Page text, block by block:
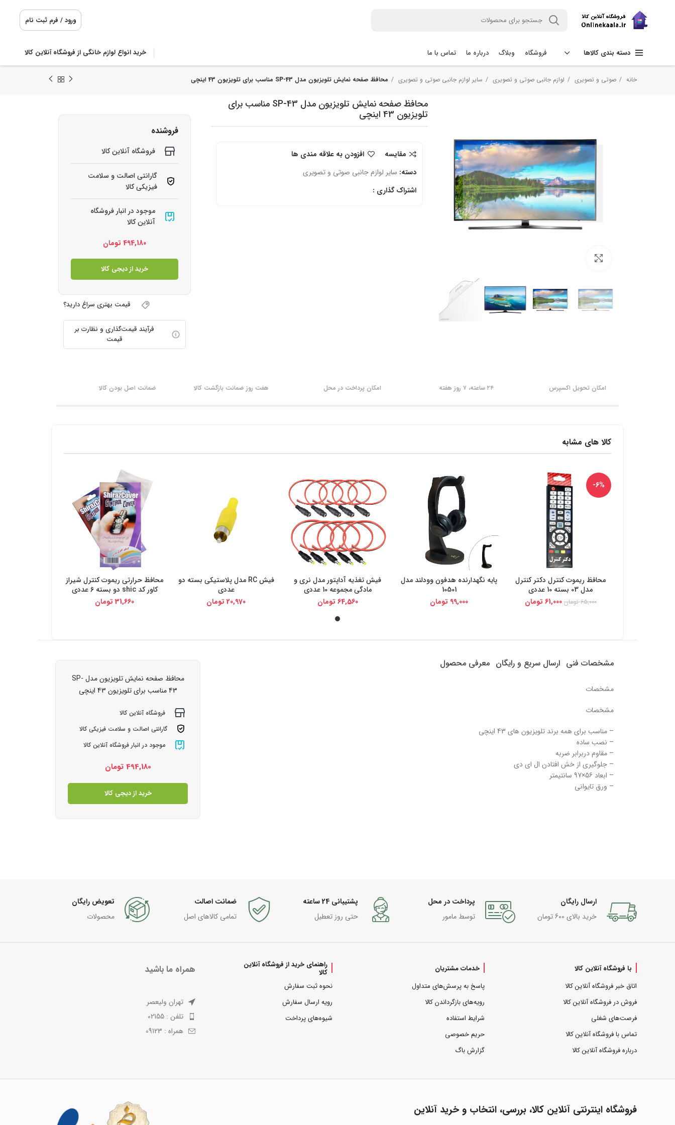
ورود / فرم ثبت نام
دسته بندی کالاها فروشگاه وبلاگ درباره ما تماس با ما خرید انواع لوازم خانگی از فروشگاه آنلاین کالا
خانه صوتی و تصویری لوازم جانبی صوتی و تصویری سایر لوازم جانبی صوتی و تصویری محافظ صفحه نمایش تلویزیون مدل SP-43 مناسب برای تلویزیون 43 اینچی
محافظ صفحه نمایش تلویزیون مدل SP-43 مناسب برای
تلویزیون 43 اینچی
مقایسه
افزودن به علاقه مندی ها
دسته: سایر لوازم جانبی صوتی و تصویری
اشتراک گذاری :
فروشنده
فروشگاه آنلاین کالا
گارانتی اصالت و سلامت
فیزیکی کالا
موجود در انبار فروشگاه
آنلاین کالا
494,180 تومان
خرید از دیجی کالا
قیمت بهتری سراغ دارید؟
فرآیند قیمت‌گذاری و نظارت بر
قیمت
امکان تحویل اکسپرس ۲۴ ساعته، ۷ روز هفته امکان پرداخت در محل هفت روز ضمانت بازگشت کالا ضمانت اصل بودن کالا
کالا های مشابه
-6%
خرید از دیجی کالا
محافظ ریموت کنترل دکتر کنترل
مدل 03 بسته 10 عددی
65,000 تومان 61,000 تومان
خرید از دیجی کالا
پایه نگهدارنده هدفون وودلند مدل
10501
99,000 تومان
خرید از دیجی کالا
فیش تغذیه آداپتور مدل نری و
مادگی مجموعه 10 عددی
64,560 تومان
خرید از دیجی کالا
فیش RC مدل پلاستیکی بسته دو
عددی
20,970 تومان
خرید از دیجی کالا
محافظ حرارتی ریموت کنترل شیراز
کاور کد shic دو بسته 6 عددی
31,660 تومان
مشخصات فنی ارسال سریع و رایگان معرفی محصول
مشخصات
مشخصات
– مناسب برای همه برند تلویزیون های 43 اینچی
– نصب ساده
– مقاوم دربرابر ضربه
– جلوگیری از خش افتادن ال ای دی
– ابعاد 56×97 سانتیمتر
– ورق تایوانی
محافظ صفحه نمایش تلویزیون مدل SP-
43 مناسب برای تلویزیون 43 اینچی
فروشگاه آنلاین کالا
گارانتی اصالت و سلامت فیزیکی کالا
موجود در انبار فروشگاه آنلاین کالا
494,180 تومان
خرید از دیجی کالا
ارسال رایگان
خرید بالای 600 تومان
پرداخت در محل
توسط مامور
پشتیبانی 24 ساعته
حتی روز تعطیل
ضمانت اصالت
تمامی کالاهای اصل
تعویض رایگان
محصولات
با فروشگاه آنلاین کالا
اتاق خبر فروشگاه آنلاین کالا
فروش در فروشگاه آنلاین کالا
فرصت‌های شغلی
تماس با فروشگاه آنلاین کالا
درباره فروشگاه آنلاین کالا
خدمات مشتریان
پاسخ به پرسش‌های متداول
رویه‌های بازگرداندن کالا
شرایط استفاده
حریم خصوصی
گزارش باگ
راهنمای خرید از فروشگاه آنلاین
کالا
نحوه ثبت سفارش
رویه ارسال سفارش
شیوه‌های پرداخت
همراه ما باشید
تهران ولیعصر
تلفن : 02155
همراه : 09123
فروشگاه اینترنتی آنلاین کالا، بررسی، انتخاب و خرید آنلاین